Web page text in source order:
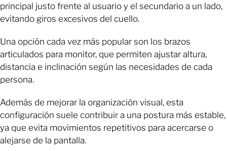
principal justo frente al usuario y el secundario a un lado,
evitando giros excesivos del cuello.
Una opción cada vez más popular son los brazos
articulados para monitor, que permiten ajustar altura,
distancia e inclinación según las necesidades de cada
persona.
Además de mejorar la organización visual, esta
configuración suele contribuir a una postura más estable,
ya que evita movimientos repetitivos para acercarse o
alejarse de la pantalla.